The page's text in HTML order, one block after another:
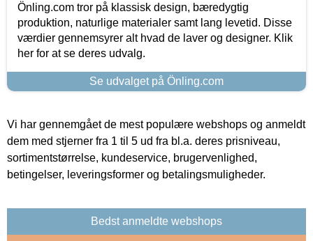
Önling.com tror på klassisk design, bæredygtig
produktion, naturlige materialer samt lang levetid. Disse
værdier gennemsyrer alt hvad de laver og designer. Klik
her for at se deres udvalg.
Se udvalget på Önling.com
Vi har gennemgået de mest populære webshops og anmeldt
dem med stjerner fra 1 til 5 ud fra bl.a. deres prisniveau,
sortimentstørrelse, kundeservice, brugervenlighed,
betingelser, leveringsformer og betalingsmuligheder.
Bedst anmeldte webshops